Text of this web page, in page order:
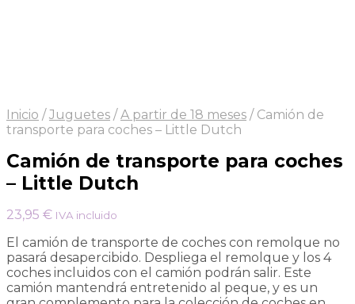
Inicio / Juguetes / A partir de 18 meses / Camión de
transporte para coches – Little Dutch
Camión de transporte para coches
– Little Dutch
23,95 € IVA incluido
El camión de transporte de coches con remolque no
pasará desapercibido. Despliega el remolque y los 4
coches incluidos con el camión podrán salir. Este
camión mantendrá entretenido al peque, y es un